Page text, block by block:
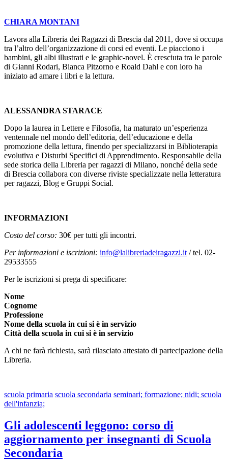
CHIARA MONTANI
Lavora alla Libreria dei Ragazzi di Brescia dal 2011, dove si occupa
tra l’altro dell’organizzazione di corsi ed eventi. Le piacciono i
bambini, gli albi illustrati e le graphic-novel. È cresciuta tra le parole
di Gianni Rodari, Bianca Pitzorno e Roald Dahl e con loro ha
iniziato ad amare i libri e la lettura.
ALESSANDRA STARACE
Dopo la laurea in Lettere e Filosofia, ha maturato un’esperienza
ventennale nel mondo dell’editoria, dell’educazione e della
promozione della lettura, finendo per specializzarsi in Biblioterapia
evolutiva e Disturbi Specifici di Apprendimento. Responsabile della
sede storica della Libreria per ragazzi di Milano, nonché della sede
di Brescia collabora con diverse riviste specializzate nella letteratura
per ragazzi, Blog e Gruppi Social.
INFORMAZIONI
Costo del corso: 30€ per tutti gli incontri.
Per informazioni e iscrizioni: info@lalibreriadeiragazzi.it / tel. 02-
29533555
Per le iscrizioni si prega di specificare:
Nome
Cognome
Professione
Nome della scuola in cui si è in servizio
Città della scuola in cui si è in servizio
A chi ne farà richiesta, sarà rilasciato attestato di partecipazione della
Libreria.
scuola primaria scuola secondaria seminari; formazione; nidi; scuola
dell'infanzia;
Gli adolescenti leggono: corso di
aggiornamento per insegnanti di Scuola
Secondaria